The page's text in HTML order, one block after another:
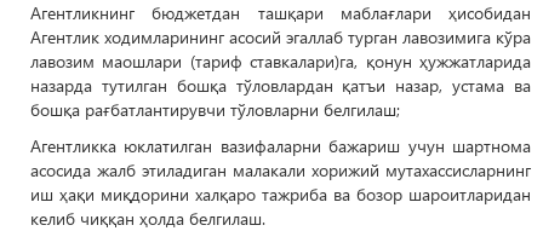
Агентликнинг бюджетдан ташқари маблағлари ҳисобидан
Агентлик ходимларининг асосий эгаллаб турган лавозимига кўра
лавозим маошлари (тариф ставкалари)га, қонун ҳужжатларида
назарда тутилган бошқа тўловлардан қатъи назар, устама ва
бошқа рағбатлантирувчи тўловларни белгилаш;
Агентликка юклатилган вазифаларни бажариш учун шартнома
асосида жалб этиладиган малакали хорижий мутахассисларнинг
иш ҳақи миқдорини халқаро тажриба ва бозор шароитларидан
келиб чиққан ҳолда белгилаш.